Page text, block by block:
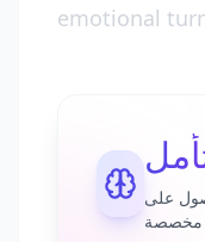
emotional
على
مخصصة